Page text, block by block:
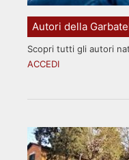
Autori della
Scopri tutti gli autori
ACCEDI